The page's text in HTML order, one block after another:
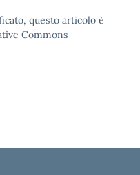
questo articolo è
Commons